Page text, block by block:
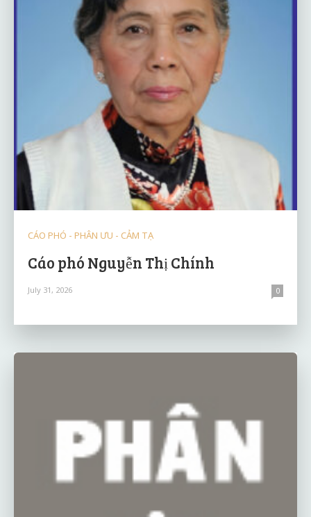
CÁO PHÓ - PHÂN ƯU - CẢM TẠ
Cáo phó Nguyễn Thị Chính
July 31, 2026 0